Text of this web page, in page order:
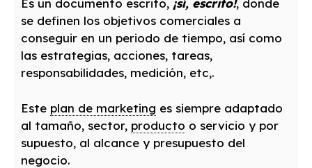
Es un documento escrito, ¡sí, escrito!, donde
se definen los objetivos comerciales a
conseguir en un periodo de tiempo, así como
las estrategias, acciones, tareas,
responsabilidades, medición, etc,.
Este plan de marketing es siempre adaptado
al tamaño, sector, producto o servicio y por
supuesto, al alcance y presupuesto del
negocio.